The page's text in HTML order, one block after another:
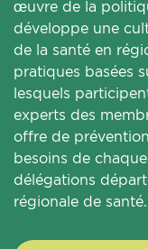
œuvre de la
développe une
de la santé en
pratiques basées
lesquels
experts des
offre de
besoins de
délégations
régionale de santé.